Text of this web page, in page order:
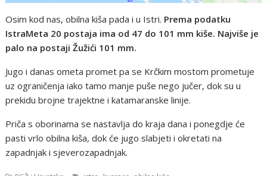
Osim kod nas, obilna kiša pada i u Istri. Prema podatku
IstraMeta 20 postaja ima od 47 do 101 mm kiše. Najviše je
palo na postaji Žužići 101 mm.
Jugo i danas ometa promet pa se Krčkim mostom prometuje
uz ograničenja iako tamo manje puše nego jučer, dok su u
prekidu brojne trajektne i katamaranske linije.
Priča s oborinama se nastavlja do kraja dana i ponegdje će
pasti vrlo obilna kiša, dok će jugo slabjeti i okretati na
zapadnjak i sjeverozapadnjak.